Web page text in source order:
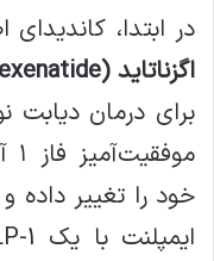
در ابتدا،
اگزناتاید (exenatide)
خود را تغییر داده